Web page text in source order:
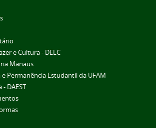
e Cultura - DELC
Manaus
Permanência Estudantil da UFAM
DAEST